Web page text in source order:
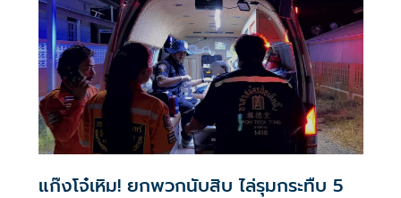
แก๊งโจ๋เหิม! ยกพวกนับสิบ ไล่รุมกระทืบ 5